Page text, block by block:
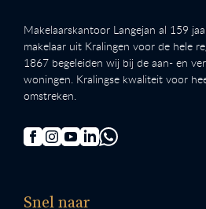
Makelaarskantoor Langejan al 159
makelaar uit Kralingen voor de hele
1867 begeleiden wij bij de aan- en
woningen. Kralingse kwaliteit voor
omstreken.
Snel naar